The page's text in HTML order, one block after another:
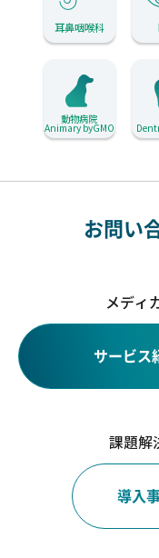
耳鼻咽喉科
動物病院
Animary byGMO
お問い
メディ
サービス
課題解
導入